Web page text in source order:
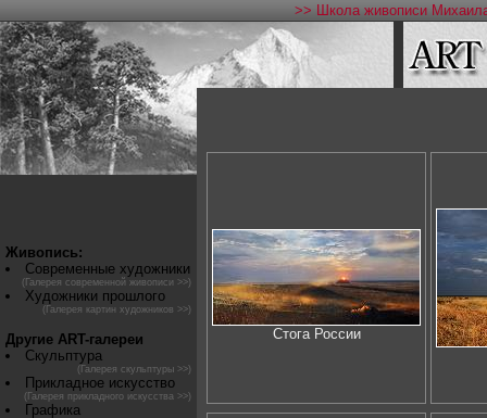
>> Школа живописи
Живопись:
Современные художники
(Галерея современной живописи >>)
Художники прошлого
(Галерея картин художников >>)
Другие ART-галереи
Скульптура
(Галерея скульптуры >>)
Прикладное искусство
(Галерея прикладного искусства >>)
Графика
Стога России